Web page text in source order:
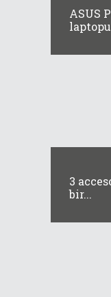
ASUS
3
bir...